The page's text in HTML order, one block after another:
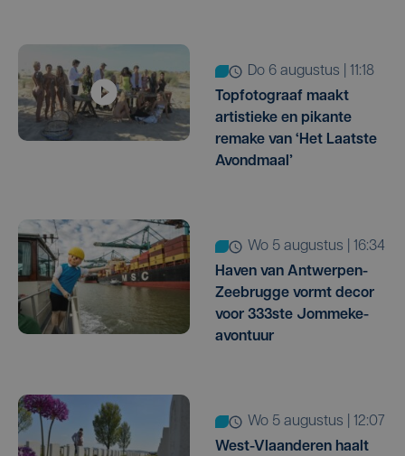
do 6 augustus | 11:18
Topfotograaf maakt
artistieke en pikante
remake van ‘Het Laatste
Avondmaal’
wo 5 augustus | 16:34
Haven van Antwerpen-
Zeebrugge vormt decor
voor 333ste Jommeke-
avontuur
wo 5 augustus | 12:07
West-Vlaanderen haalt